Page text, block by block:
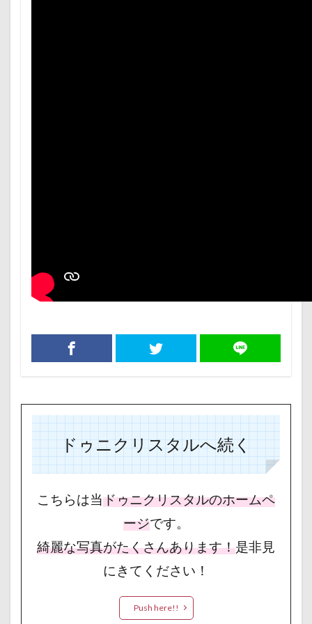
ドゥニクリスタルへ続く
こちらは当ドゥニクリスタルのホームペ
ージです。
綺麗な写真がたくさんあります！是非見
にきてください！
Push here!!